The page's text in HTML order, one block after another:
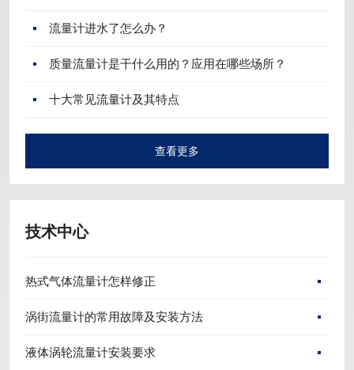
流量计进水了怎么办？
质量流量计是干什么用的？应用在哪些场所？
十大常见流量计及其特点
查看更多
技术中心
热式气体流量计怎样修正
涡街流量计的常用故障及安装方法
液体涡轮流量计安装要求